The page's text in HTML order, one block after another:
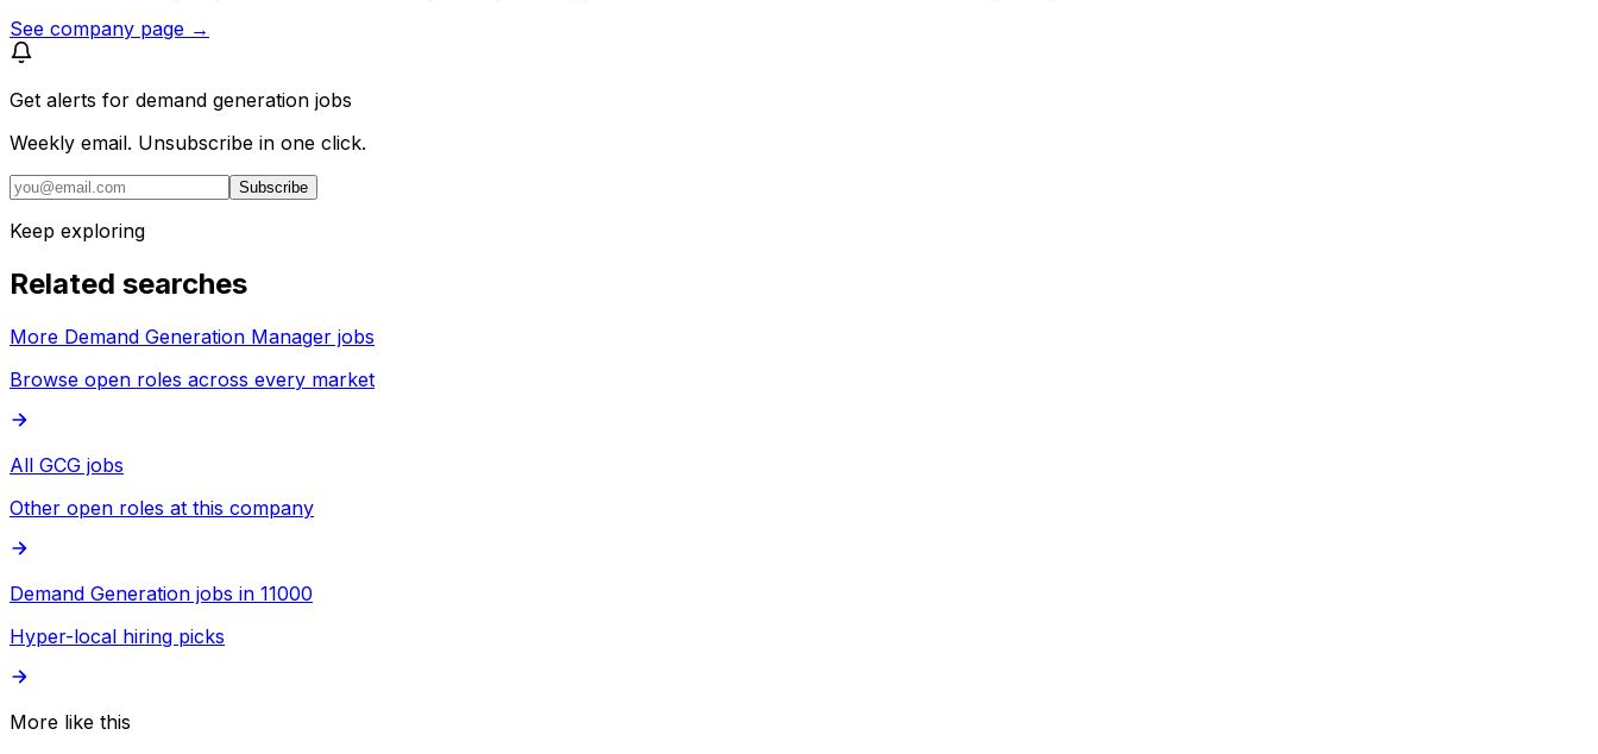
See company page →
Get alerts for demand generation jobs
Weekly email. Unsubscribe in one click.
Subscribe
Keep exploring
Related searches
More Demand Generation Manager jobs
Browse open roles across every market
All GCG jobs
Other open roles at this company
Demand Generation jobs in 11000
Hyper-local hiring picks
More like this